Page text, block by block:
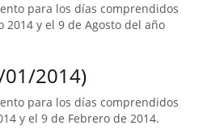
para los días comprendidos
y el 9 de Agosto del año
01/2014)
para los días comprendidos
y el 9 de Febrero de 2014.